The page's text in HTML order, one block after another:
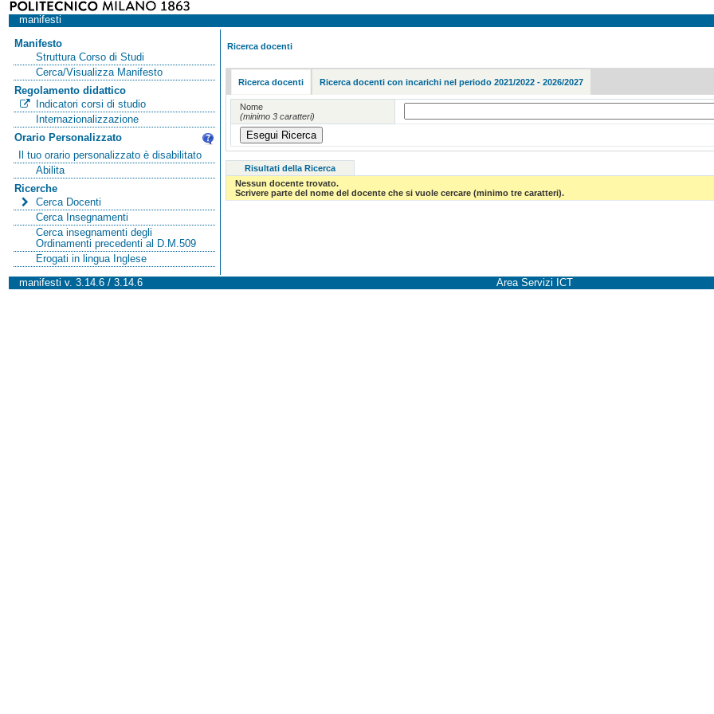
manifesti
Manifesto
Struttura Corso di Studi
Cerca/Visualizza Manifesto
Regolamento didattico
Indicatori corsi di studio
Internazionalizzazione
Orario Personalizzato
Il tuo orario personalizzato è disabilitato
Abilita
Ricerche
Cerca Docenti
Cerca Insegnamenti
Cerca insegnamenti degli
Ordinamenti precedenti al D.M.509
Erogati in lingua Inglese
Ricerca docenti
Ricerca docenti Ricerca docenti con incarichi nel periodo 2021/2022 - 2026/2027
Nome
(minimo 3 caratteri)
Risultati della Ricerca
Nessun docente trovato.
Scrivere parte del nome del docente che si vuole cercare (minimo tre caratteri).
manifesti v. 3.14.6 / 3.14.6 Area Servizi ICT